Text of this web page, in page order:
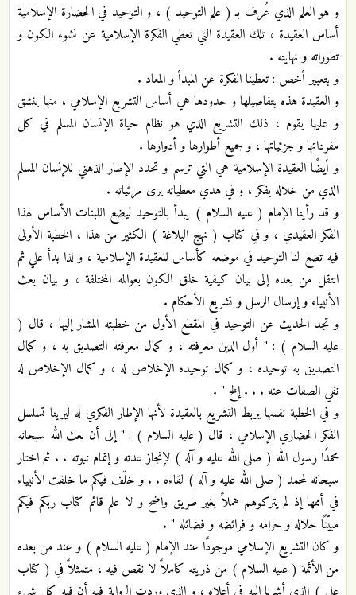
و هو العلم الذي عُرف بـ ( علم التوحيد ) ، و التوحيد في الحضارة الإسلامية
أساس العقيدة ، تلك العقيدة التي تعطي الفكرة الإسلامية عن نشوء الكون و
تطوراته و نهايته .
و بتعبير أخص : تعطينا الفكرة عن المبدأ و المعاد .
و العقيدة هذه بتفاصيلها و حدودها هي أساس التشريع الإسلامي ، منها ينشق
و عليها يقوم ، ذلك التشريع الذي هو نظام حياة الإنسان المسلم في كل
مفرداتها و جزئياتها ، و جميع أطوارها و أدوارها .
و أيضًا العقيدة الإسلامية هي التي ترسم و تحدد الإطار الذهني للإنسان المسلم
الذي من خلاله يفكر ، و في هدي معطياته يرى مرئياته .
و قد رأينا الإمام ( عليه السلام ) يبدأ بالتوحيد ليضع اللبنات الأساس لهذا
الفكر العقيدي ، و في كتاب ( نهج البلاغة ) الكثير من هذا ، الخطبة الأولى
فيه تضع لنا التوحيد في موضعه كأساس للعقيدة الإسلامية ، و لذا بدأ علي ثم
انتقل من بعده إلى بيان كيفية خلق الكون بعوالمه المختلفة ، و بيان بعث
الأنبياء و إرسال الرسل و تشريع الأحكام .
و تجد الحديث عن التوحيد في المقطع الأول من خطبته المشار إليها ، قال (
عليه السلام ) : " أول الدين معرفته ، و كمال معرفته التصديق به ، و كمال
التصديق به توحيده ، و كمال توحيده الإخلاص له ، و كمال الإخلاص له
نفي الصفات عنه . . . إلخ " .
و في الخطبة نفسها يربط التشريع بالعقيدة لأنها الإطار الفكري له ليرينا تسلسل
الفكر الحضاري الإسلامي ، قال ( عليه السلام ) : " إلى أن بعث الله سبحانه
محمدًا رسول الله ( صلى الله عليه و آله ) لإنجاز عدته و إتمام نبوته . . ثم اختار
سبحانه لمحمد ( صلى الله عليه و آله ) لقاءه . . و خلّف فيكم ما خلفت الأنبياء
في أممها إذ لم يتركوهم هملاً بغير طريق واضح و لا علم قائم كتاب ربكم فيكم
مبيّنًا حلاله و حرامه و فرائضه و فضائله " .
و كان التشريع الإسلامي موجودًا عند الإمام ( عليه السلام ) و عند من بعده
من الأئمة ( عليه السلام ) من ذريته كاملاً لا نقص فيه ، متمثلاً في ( كتاب